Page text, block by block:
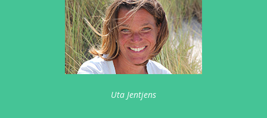
Uta Jentjens